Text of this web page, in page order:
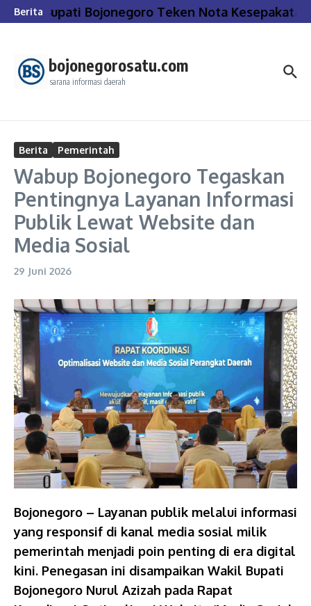
Lewati ke konten
BeritaBupati Bojonegoro Teken Nota Kesepakatan
bojonegorosatu.com
sarana informasi daerah
Berita Pemerintah
Wabup Bojonegoro Tegaskan
Pentingnya Layanan Informasi
Publik Lewat Website dan
Media Sosial
29 Juni 2026
Bojonegoro – Layanan publik melalui informasi
yang responsif di kanal media sosial milik
pemerintah menjadi poin penting di era digital
kini. Penegasan ini disampaikan Wakil Bupati
Bojonegoro Nurul Azizah pada Rapat